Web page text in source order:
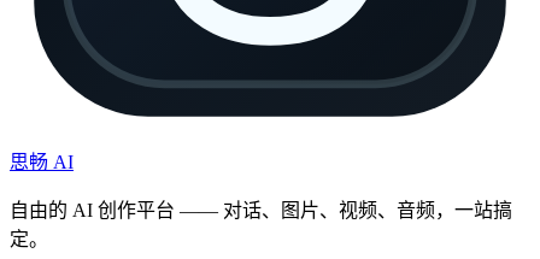
思畅 AI
自由的 AI 创作平台 —— 对话、图片、视频、音频，一站搞
定。